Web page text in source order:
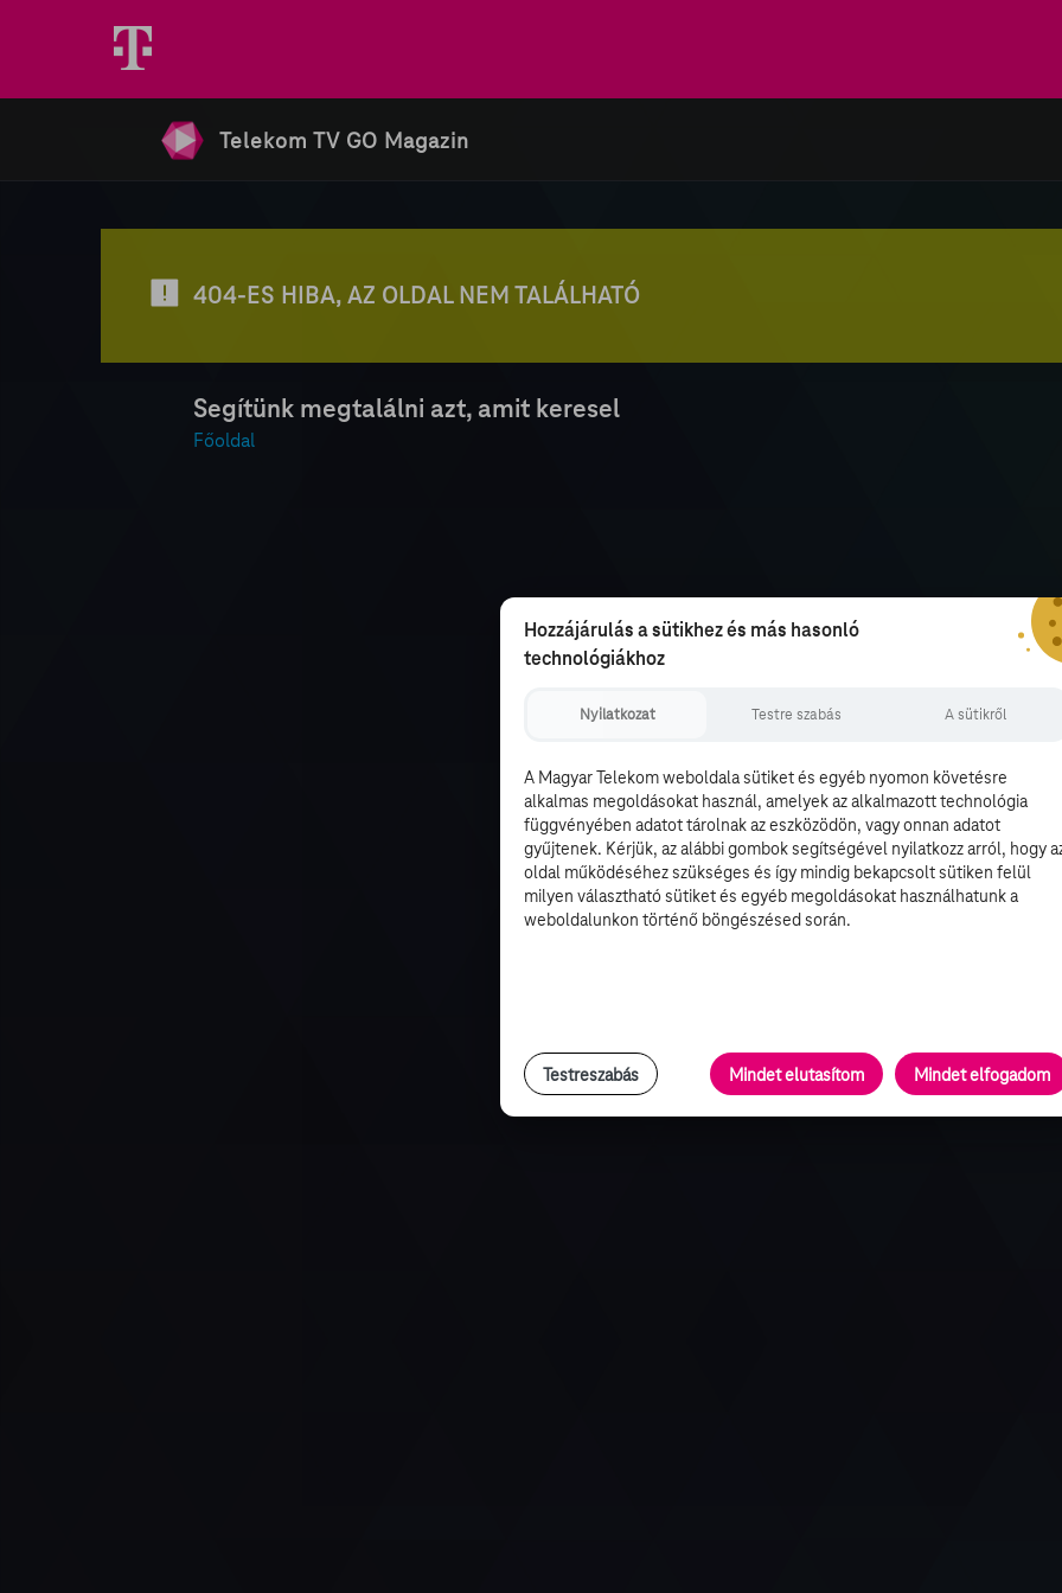
Telekom TV GO Magazin
404-ES HIBA, AZ OLDAL NEM TALÁLHATÓ
Segítünk megtalálni azt, amit keresel
Főoldal
Hozzájárulás a sütikhez és más hasonló
technológiákhoz
Nyilatkozat Testre szabás A sütikről
A Magyar Telekom weboldala sütiket és egyéb nyomon követésre
alkalmas megoldásokat használ, amelyek az alkalmazott technológia
függvényében adatot tárolnak az eszközödön, vagy onnan adatot
gyűjtenek. Kérjük, az alábbi gombok segítségével nyilatkozz arról, hogy
oldal működéséhez szükséges és így mindig bekapcsolt sütiken felül
milyen választható sütiket és egyéb megoldásokat használhatunk a
weboldalunkon történő böngészésed során.
Testreszabás Mindet elutasítom Mindet elfogadom